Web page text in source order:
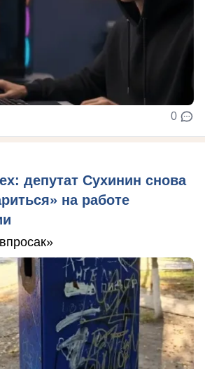
0
депутат Сухинин снова
на работе